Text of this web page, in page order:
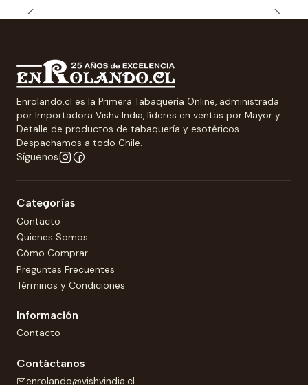
Enrolando.cl es la Primera Tabaquería Online, administrada
por Importadora Vishv India, líderes en ventas por Mayor y
Detalle de productos de tabaquería y esotéricos.
Despachamos a todo Chile.
Síguenos
Categorías
Contacto
Quienes Somos
Cómo Comprar
Preguntas Frecuentes
Términos y Condiciones
Información
Contacto
Contáctanos
enrolando@vishvindia.cl